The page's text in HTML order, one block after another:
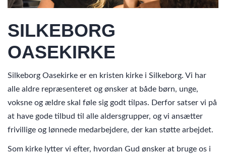
SILKEBORG
OASEKIRKE
Silkeborg Oasekirke er en kristen kirke i Silkeborg. Vi har
alle aldre repræsenteret og ønsker at både børn, unge,
voksne og ældre skal føle sig godt tilpas. Derfor satser vi på
at have gode tilbud til alle aldersgrupper, og vi ansætter
frivillige og lønnede medarbejdere, der kan støtte arbejdet.
Som kirke lytter vi efter, hvordan Gud ønsker at bruge os i